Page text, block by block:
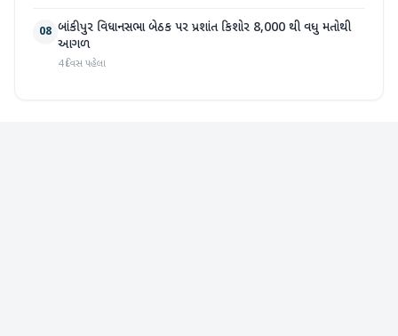
08 બાંકીપુર વિધાનસભા બેઠક પર પ્રશાંત કિશોર 8,000 થી વધુ મતોથી
આગળ
4 દિવસ પહેલા